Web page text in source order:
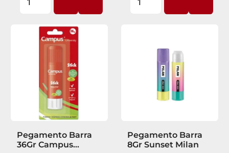
Pegamento Barra
36Gr Campus
Pegamento Barra
8Gr Sunset Milan